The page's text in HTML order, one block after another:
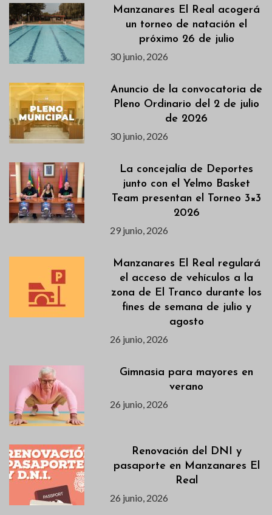
Manzanares El Real acogerá
un torneo de natación el
próximo 26 de julio
30 junio, 2026
Anuncio de la convocatoria de
Pleno Ordinario del 2 de julio
de 2026
30 junio, 2026
La concejalía de Deportes
junto con el Yelmo Basket
Team presentan el Torneo 3×3
2026
29 junio, 2026
Manzanares El Real regulará
el acceso de vehículos a la
zona de El Tranco durante los
fines de semana de julio y
agosto
26 junio, 2026
Gimnasia para mayores en
verano
26 junio, 2026
Renovación del DNI y
pasaporte en Manzanares El
Real
26 junio, 2026